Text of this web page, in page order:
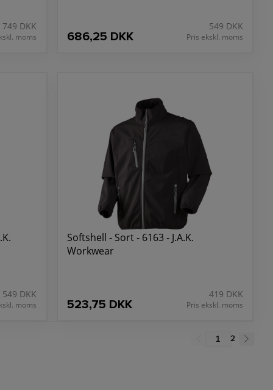
749 DKK
moms 686,25 DKK
549 DKK
Pris ekskl. moms
549 DKK
moms
Softshell - Sort - 6163 - J.A.K.
Workwear
523,75 DKK
419 DKK
Pris ekskl. moms
2